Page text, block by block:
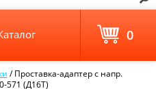
/Проставка-адаптер с напр.
571 (Д16Т)
0